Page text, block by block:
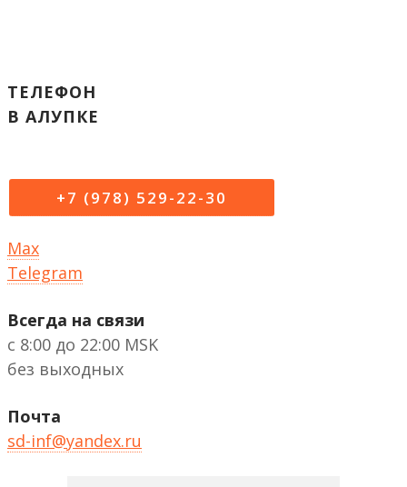
ТЕЛЕФОН
В АЛУПКЕ
+7 (978) 529-22-30
Max
Telegram
Всегда на связи
с 8:00 до 22:00 MSK
без выходных
Почта
sd-inf@yandex.ru